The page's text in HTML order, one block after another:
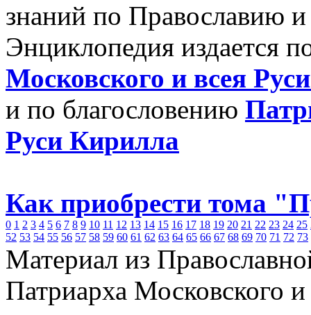
знаний по Православию
Энциклопедия издается
Московского и всея
и по благословению
Руси Кирилла
Как приобрести тома
0 1 2 3 4 5 6 7 8 9 10 11 12 13 14 15 16 17 18 19 20 21 22 23 24 25
52 53 54 55 56 57 58 59 60 61 62 63 64 65 66 67 68 69 70 71 72 73
Материал из
Патриарха Московского